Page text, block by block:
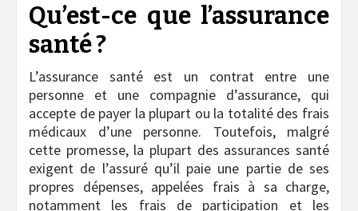
Qu’est-ce que l’assurance
santé ?
L’assurance santé est un contrat entre une
personne et une compagnie d’assurance, qui
accepte de payer la plupart ou la totalité des frais
médicaux d’une personne. Toutefois, malgré
cette promesse, la plupart des assurances santé
exigent de l’assuré qu’il paie une partie de ses
propres dépenses, appelées frais à sa charge,
notamment les frais de participation et les